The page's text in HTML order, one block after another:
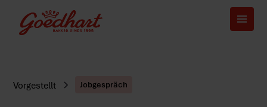
Vorgestellt Jobgespräch